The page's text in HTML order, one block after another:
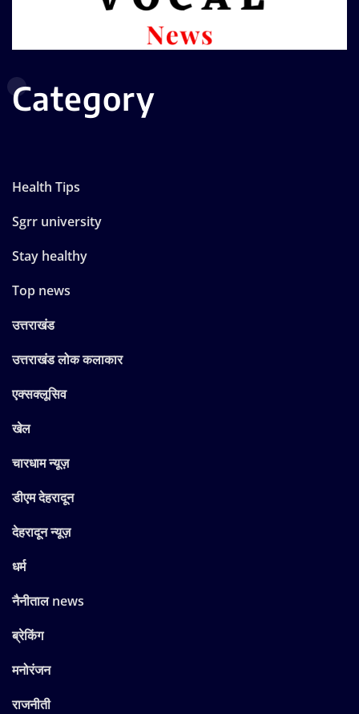
Category
Health Tips
Sgrr university
Stay healthy
Top news
उत्तराखंड
उत्तराखंड लोक कलाकार
एक्सक्लूसिव
खेल
चारधाम न्यूज़
डीएम देहरादून
देहरादून न्यूज़
धर्म
नैनीताल news
ब्रेकिंग
मनोरंजन
राजनीती